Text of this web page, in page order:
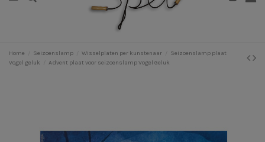
Home Seizoenslamp Wisselplaten per kunstenaar
Seizoenslamp plaat
Vogel geluk
Advent plaat voor seizoenslamp Vogel Geluk